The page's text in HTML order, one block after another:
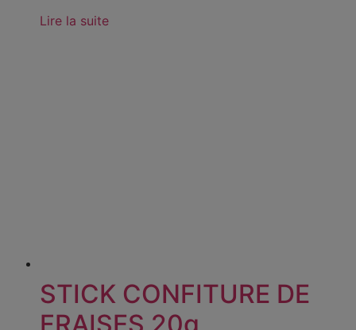
Lire la suite
STICK CONFITURE DE